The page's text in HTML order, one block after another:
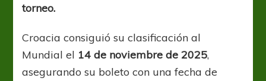
torneo.
Croacia consiguió su clasificación al
Mundial el 14 de noviembre de 2025,
asegurando su boleto con una fecha de